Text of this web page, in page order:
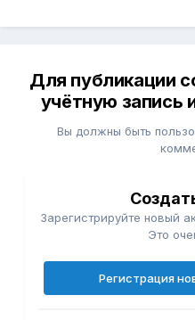
Для публикации
учётную запись
Вы должны быть
Зарегистрируйте новый
Это
Регистрация